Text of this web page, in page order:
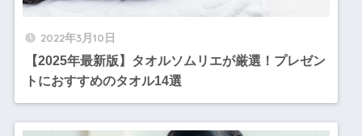
2022年3月10日
【2025年最新版】タオルソムリエが厳選！プレゼン
トにおすすめのタオル14選